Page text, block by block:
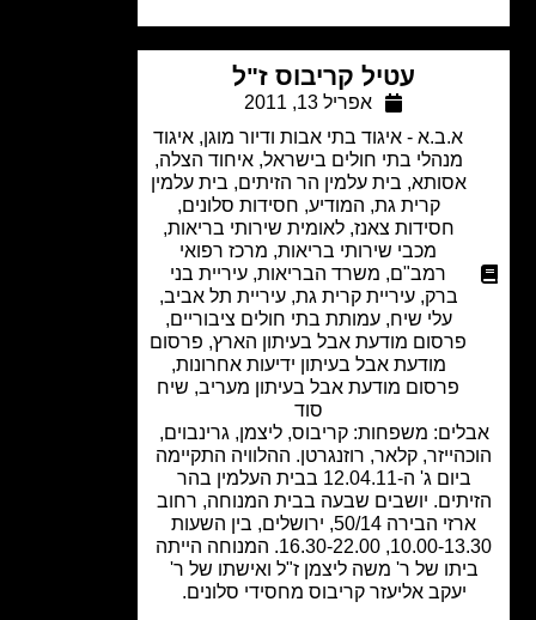
עטיל קריבוס ז"ל
אפריל 13, 2011
א.ב.א - איגוד בתי אבות ודיור מוגן,איגוד
מנהלי בתי חולים בישראל,איחוד הצלה,
,בית עלמין הר הזיתים,בית עלמין
קרית גת,המודיע ,חסידות סלונים,
חסידות צאנז,לאומית שירותי בריאות
מכבי שירותי בריאות ,מרכז רפואי
רמב"ם
,משרד הבריאות,עיריית בני
עיריית קרית גת,עיריית תל אביב,
עלי שיח,עמותת בתי חולים ציבוריים,
פרסום מודעת אבל בעיתון הארץ,פרסום
מודעת אבל בעיתון ידיעות אחרונות,
פרסום מודעת אבל בעיתון מעריב, שיח
משפחות: קריבוס, ליצמן, גרינבוים,
קלאר, רוזנגרטן. ההלוויה התקיימה
ביום ג' ה-12.04.11 בבית העלמין בהר
יושבים שבעה בבית המנוחה, רחוב
ארזי הבירה 50/14, ירושלים, בין השעות
10.00-13.30, 16.30-22.00. המנוחה הייתה
של ר' משה ליצמן ז"ל ואישתו של ר'
יעקב אליעזר קריבוס מחסידי סלונים.